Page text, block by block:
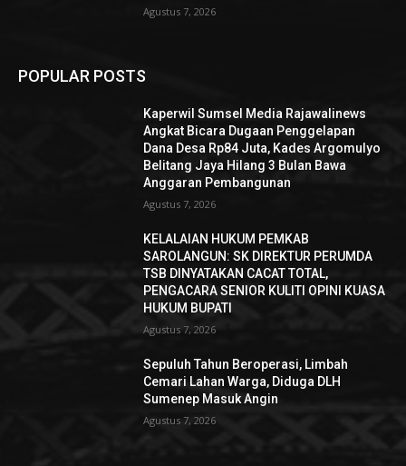
Agustus 7, 2026
POPULAR POSTS
Kaperwil Sumsel Media Rajawalinews
Angkat Bicara Dugaan Penggelapan
Dana Desa Rp84 Juta, Kades Argomulyo
Belitang Jaya Hilang 3 Bulan Bawa
Anggaran Pembangunan
Agustus 7, 2026
KELALAIAN HUKUM PEMKAB
SAROLANGUN: SK DIREKTUR PERUMDA
TSB DINYATAKAN CACAT TOTAL,
PENGACARA SENIOR KULITI OPINI KUASA
HUKUM BUPATI
Agustus 7, 2026
Sepuluh Tahun Beroperasi, Limbah
Cemari Lahan Warga, Diduga DLH
Sumenep Masuk Angin
Agustus 7, 2026